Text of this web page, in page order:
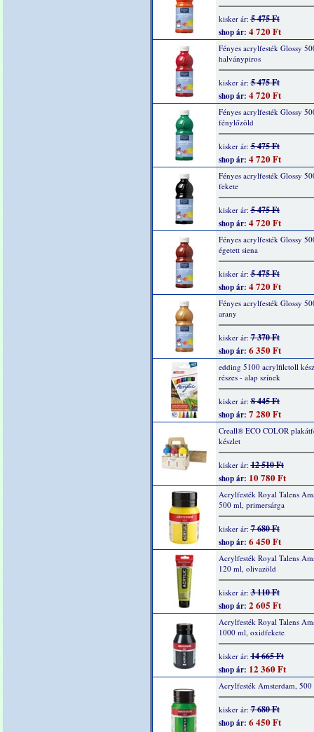
kisker ár:5 475 Ft
shop ár: 4 720 Ft
Fényes acrylfesték Glossy
halványpiros
kisker ár:5 475 Ft
shop ár: 4 720 Ft
Fényes acrylfesték Glossy
fénylőzöld
kisker ár:5 475 Ft
shop ár: 4 720 Ft
Fényes acrylfesték Glossy
fekete
kisker ár:5 475 Ft
shop ár: 4 720 Ft
Fényes acrylfesték Glossy
égetett siena
kisker ár:5 475 Ft
shop ár: 4 720 Ft
Fényes acrylfesték Glossy
arany
kisker ár:7 370 Ft
shop ár: 6 350 Ft
edding 5100 acrylfilctoll
részes - alap színek
kisker ár:8 445 Ft
shop ár: 7 280 Ft
Creall® ECO COLOR
készlet
kisker ár:12 510 Ft
shop ár: 10 780 Ft
Acrylfesték Royal Talens
500 ml, primersárga
kisker ár:7 680 Ft
shop ár: 6 450 Ft
Acrylfesték Royal Talens
120 ml, olivazöld
kisker ár:3 110 Ft
shop ár: 2 605 Ft
Acrylfesték Royal Talens
1000 ml, oxidfekete
kisker ár:14 665 Ft
shop ár: 12 360 Ft
Acrylfesték Amsterdam,
kisker ár:7 680 Ft
shop ár: 6 450 Ft